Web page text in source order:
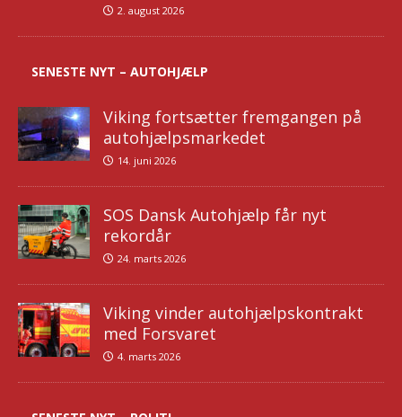
2. august 2026
SENESTE NYT – AUTOHJÆLP
Viking fortsætter fremgangen på
autohjælpsmarkedet
14. juni 2026
SOS Dansk Autohjælp får nyt
rekordår
24. marts 2026
Viking vinder autohjælpskontrakt
med Forsvaret
4. marts 2026